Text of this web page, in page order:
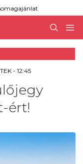
- 12:45
ért!